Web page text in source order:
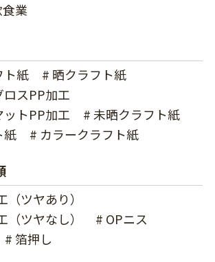
業
ト紙
# 晒クラフト紙
スPP加工
トPP加工
# 未晒クラフト紙
紙
# カラークラフト紙
ツヤあり）
ツヤなし）
# OPニス
# 箔押し